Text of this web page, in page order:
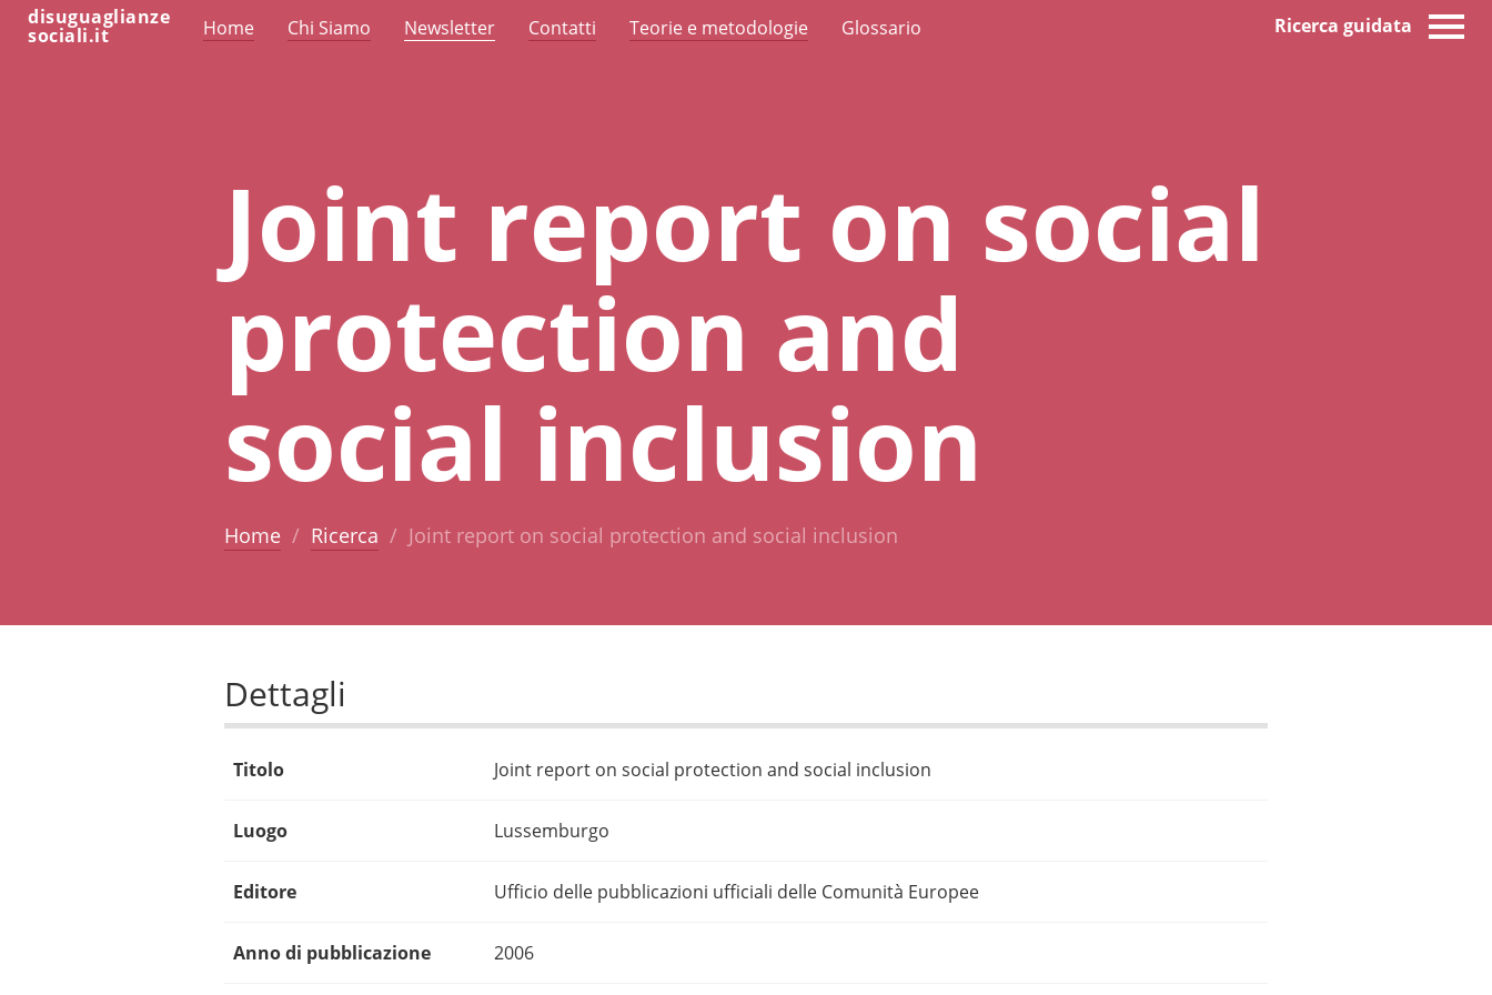
disuguaglianze
sociali.it Home Chi Siamo Newsletter Contatti Teorie e metodologie Glossario Ricerca guidata
Joint report on social
protection and
social inclusion
Home Ricerca Joint report on social protection and social inclusion
Dettagli
Titolo Joint report on social protection and social inclusion
Luogo Lussemburgo
Editore Ufficio delle pubblicazioni ufficiali delle Comunità Europee
Anno di pubblicazione 2006